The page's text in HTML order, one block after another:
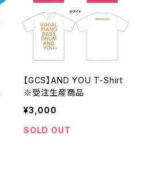
【GCS】AND YOU T-Shirt
※受注生産商品
¥3,000
SOLD OUT